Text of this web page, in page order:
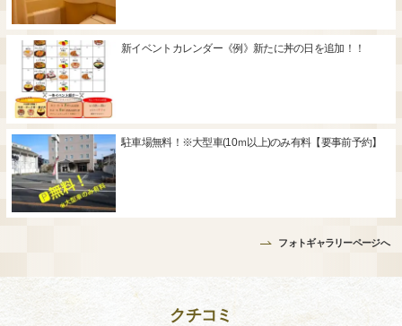
新イベントカレンダー《例》新たに丼の日を追加！！
駐車場無料！※大型車(10ｍ以上)のみ有料【要事前予約】
フォトギャラリーページへ
クチコミ